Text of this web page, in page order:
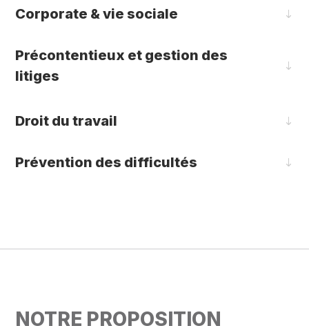
Corporate & vie sociale
Précontentieux et gestion des
litiges
Droit du travail
Prévention des difficultés
NOTRE PROPOSITION